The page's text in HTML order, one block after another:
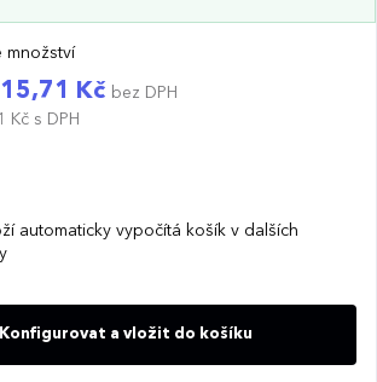
množství
Kč bez DPH
Kč s DPH
automaticky vypočítá košík v dalších
Konfigurovat a vložit do košíku